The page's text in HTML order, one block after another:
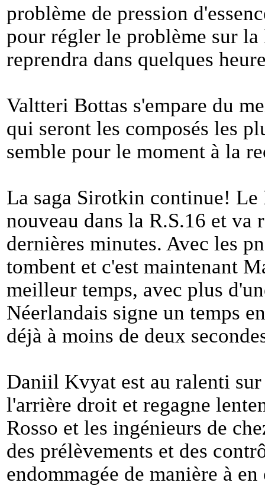
problème de pression
pour régler le problème sur
reprendra dans quelques
Valtteri Bottas s'empare du
qui seront les composés les
semble pour le moment à la
La saga Sirotkin continue! Le
nouveau dans la R.S.16 et va
dernières minutes. Avec les
tombent et c'est maintenant
meilleur temps, avec plus
Néerlandais signe un temps
déjà à moins de deux
Daniil Kvyat est au ralenti
l'arrière droit et regagne
Rosso et les ingénieurs de
des prélèvements et des
endommagée de manière à